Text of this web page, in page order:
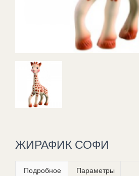
ЖИРАФИК СОФИ
Подробное
Параметры